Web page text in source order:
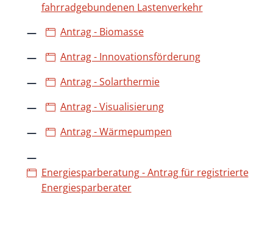
fahrradgebundenen Lastenverkehr
Antrag - Biomasse
Antrag - Innovationsförderung
Antrag - Solarthermie
Antrag - Visualisierung
Antrag - Wärmepumpen
Energiesparberatung - Antrag für registrierte
Energiesparberater